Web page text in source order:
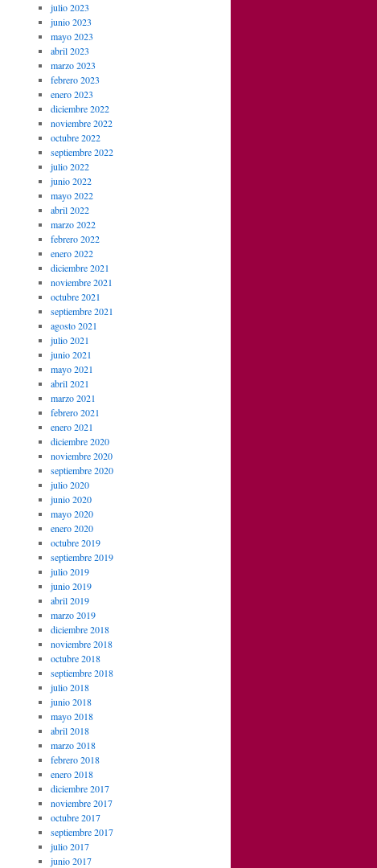
julio 2023
junio 2023
mayo 2023
abril 2023
marzo 2023
febrero 2023
enero 2023
diciembre 2022
noviembre 2022
octubre 2022
septiembre 2022
julio 2022
junio 2022
mayo 2022
abril 2022
marzo 2022
febrero 2022
enero 2022
diciembre 2021
noviembre 2021
octubre 2021
septiembre 2021
agosto 2021
julio 2021
junio 2021
mayo 2021
abril 2021
marzo 2021
febrero 2021
enero 2021
diciembre 2020
noviembre 2020
septiembre 2020
julio 2020
junio 2020
mayo 2020
enero 2020
octubre 2019
septiembre 2019
julio 2019
junio 2019
abril 2019
marzo 2019
diciembre 2018
noviembre 2018
octubre 2018
septiembre 2018
julio 2018
junio 2018
mayo 2018
abril 2018
marzo 2018
febrero 2018
enero 2018
diciembre 2017
noviembre 2017
octubre 2017
septiembre 2017
julio 2017
junio 2017